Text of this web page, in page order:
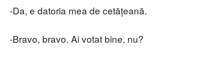
-Da, e datoria mea de cetățeană.
-Bravo, bravo. Ai votat bine, nu?